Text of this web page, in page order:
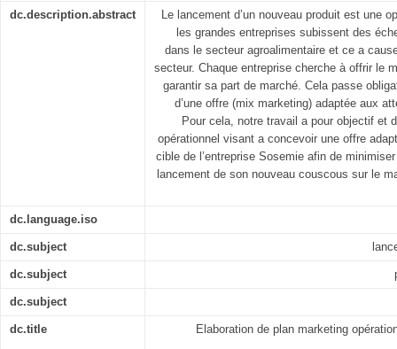
dc.description.abstract
Le lancement d’un nouveau produit est une
les grandes entreprises subissent des
dans le secteur agroalimentaire et ce a
secteur. Chaque entreprise cherche à offrir le
garantir sa part de marché. Cela passe
d’une offre (mix marketing) adaptée aux
Pour cela, notre travail a pour objectif et
opérationnel visant a concevoir une offre
cible de l’entreprise Sosemie afin de
lancement de son nouveau couscous sur le
dc.language.iso
dc.subject
dc.subject
dc.subject
dc.title Elaboration de plan marketing